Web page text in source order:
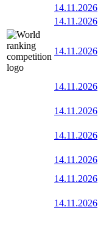
14.11.2026
14.11.2026
14.11.2026
14.11.2026
14.11.2026
14.11.2026
14.11.2026
14.11.2026
14.11.2026